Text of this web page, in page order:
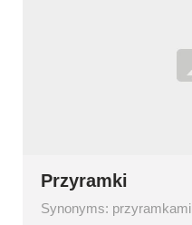
Przyramki
Synonyms: przyramkami